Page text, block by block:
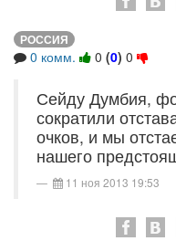
РОССИЯ
0 комм. 0 (0) 0
Сейду Думбия,
сократили
очков, и мы
нашего
11 ноя 2013 19:53